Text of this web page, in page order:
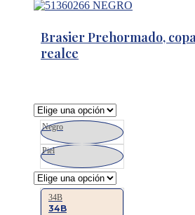
Brasier Prehormado,
realce
Negro
Piel
34B
34B